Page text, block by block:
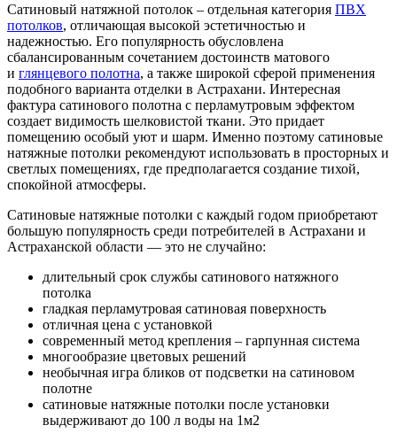
Сатиновый натяжной потолок – отдельная категория ПВХ
потолков, отличающая высокой эстетичностью и
надежностью. Его популярность обусловлена
сбалансированным сочетанием достоинств матового
и глянцевого полотна, а также широкой сферой применения
подобного варианта отделки в Астрахани. Интересная
фактура сатинового полотна с перламутровым эффектом
создает видимость шелковистой ткани. Это придает
помещению особый уют и шарм. Именно поэтому сатиновые
натяжные потолки рекомендуют использовать в просторных и
светлых помещениях, где предполагается создание тихой,
спокойной атмосферы.
Сатиновые натяжные потолки с каждый годом приобретают
большую популярность среди потребителей в Астрахани и
Астраханской области — это не случайно:
длительный срок службы сатинового натяжного
потолка
гладкая перламутровая сатиновая поверхность
отличная цена с установкой
современный метод крепления – гарпунная система
многообразие цветовых решений
необычная игра бликов от подсветки на сатиновом
полотне
сатиновые натяжные потолки после установки
выдерживают до 100 л воды на 1м2